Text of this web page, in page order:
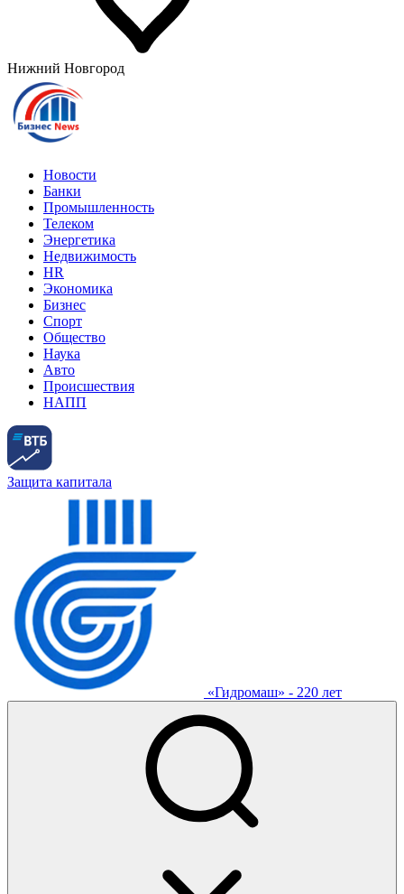
Нижний Новгород
Новости
Банки
Промышленность
Телеком
Энергетика
Недвижимость
HR
Экономика
Бизнес
Спорт
Общество
Наука
Авто
Происшествия
НАПП
Защита капитала
«Гидромаш» - 220 лет